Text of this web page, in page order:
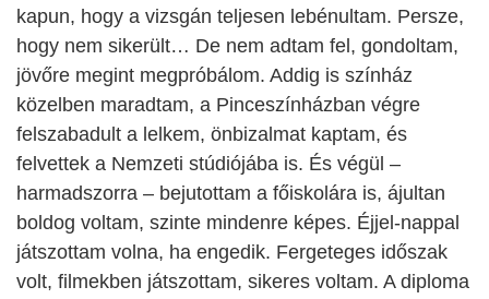
kapun, hogy a vizsgán teljesen lebénultam. Persze,
hogy nem sikerült… De nem adtam fel, gondoltam,
jövőre megint megpróbálom. Addig is színház
közelben maradtam, a Pinceszínházban végre
felszabadult a lelkem, önbizalmat kaptam, és
felvettek a Nemzeti stúdiójába is. És végül –
harmadszorra – bejutottam a főiskolára is, ájultan
boldog voltam, szinte mindenre képes. Éjjel-nappal
játszottam volna, ha engedik. Fergeteges időszak
volt, filmekben játszottam, sikeres voltam. A diploma